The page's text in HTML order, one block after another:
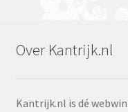
Over Kantrijk.nl
Kantrijk.nl is dé